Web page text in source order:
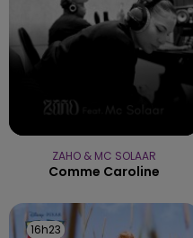
ZAHO & MC SOLAAR
Comme Caroline
16h23
16h23